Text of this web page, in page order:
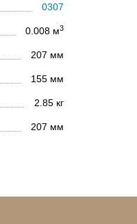
0307
0.008 м3
207 мм
155 мм
2.85 кг
207 мм